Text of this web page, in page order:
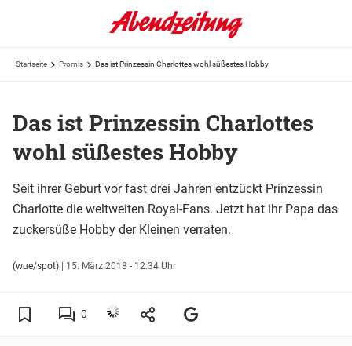
Startseite Promis Das ist Prinzessin Charlottes wohl süßestes Hobby
Das ist Prinzessin Charlottes
wohl süßestes Hobby
Seit ihrer Geburt vor fast drei Jahren entzückt Prinzessin
Charlotte die weltweiten Royal-Fans. Jetzt hat ihr Papa das
zuckersüße Hobby der Kleinen verraten.
(wue/spot) | 15. März 2018 - 12:34 Uhr
0